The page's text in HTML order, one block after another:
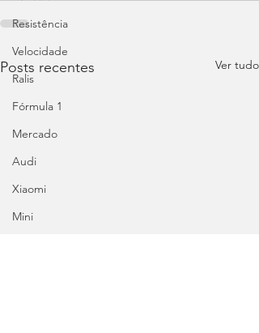
Resistência
Velocidade
Ralis
Fórmula 1
Mercado
Audi
Xiaomi
Mini
Posts recentes Ver tudo